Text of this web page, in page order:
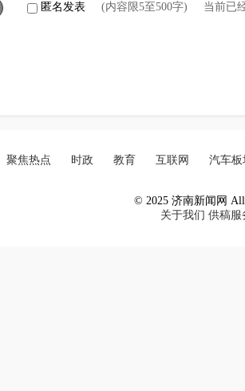
匿名发表 (内容限5至500字) 当前已
聚焦热点 时政 教育 互联网 汽车板
© 2025 济南新闻网 All
关于我们 供稿服